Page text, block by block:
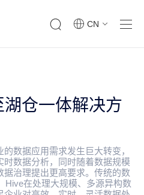
CN
仓一体解决方
数据应用需求发生巨大转变，
数据分析，同时随着数据规模
据治理提出更高要求。传统的数
Hive在处理大规模、多源异构数